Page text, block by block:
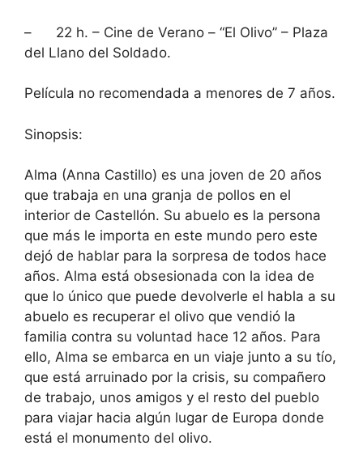
– 22 h. – Cine de Verano – “El Olivo” – Plaza
del Llano del Soldado.
Película no recomendada a menores de 7 años.
Sinopsis:
Alma (Anna Castillo) es una joven de 20 años
que trabaja en una granja de pollos en el
interior de Castellón. Su abuelo es la persona
que más le importa en este mundo pero este
dejó de hablar para la sorpresa de todos hace
años. Alma está obsesionada con la idea de
que lo único que puede devolverle el habla a su
abuelo es recuperar el olivo que vendió la
familia contra su voluntad hace 12 años. Para
ello, Alma se embarca en un viaje junto a su tío,
que está arruinado por la crisis, su compañero
de trabajo, unos amigos y el resto del pueblo
para viajar hacia algún lugar de Europa donde
está el monumento del olivo.